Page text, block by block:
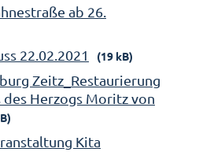
ab 26.
22.02.2021 (19 kB)
Zeitz_Restaurierung
Herzogs Moritz von
Kita